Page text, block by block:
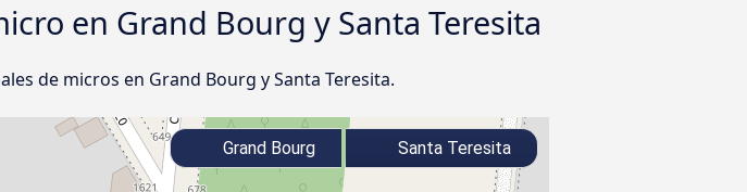
en Grand Bourg y Santa Teresita
de micros en Grand Bourg y Santa Teresita.
Grand Bourg Santa Teresita